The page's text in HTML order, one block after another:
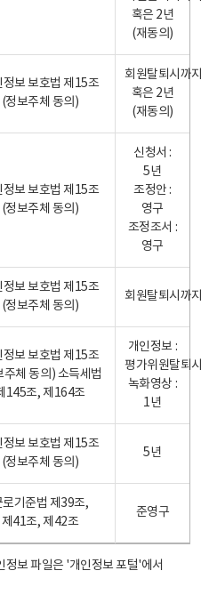
혹은 2년
(재동의)
정보 보호법 제15조
(정보주체 동의)
회원탈퇴시까
혹은 2년
(재동의)
정보 보호법 제15조
(정보주체 동의)
신청서 :
5년
조정안 :
영구
조정조서 :
영구
정보 보호법 제15조
(정보주체 동의)
회원탈퇴시까
정보 보호법 제15조
주체 동의) 소득세법
145조, 제164조
개인정보 :
평가위원탈퇴
녹화영상 :
1년
정보 보호법 제15조
(정보주체 동의)
5년
로기준법 제39조,
제41조, 제42조
준영구
정보 파일은 '개인정보 포털'에서